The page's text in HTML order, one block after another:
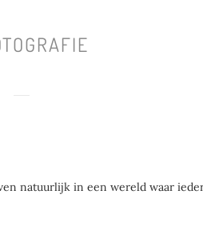
natuurlijk in een wereld waar